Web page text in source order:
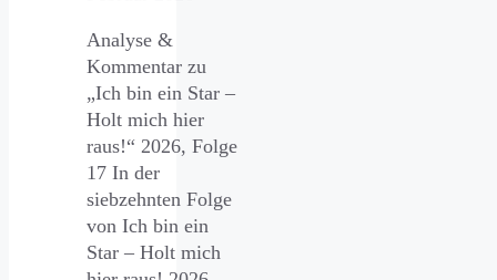
Analyse &
Kommentar zu
„Ich bin ein Star –
Holt mich hier
raus!“ 2026, Folge
17 In der
siebzehnten Folge
von Ich bin ein
Star – Holt mich